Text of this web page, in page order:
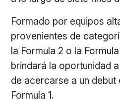
Formado por equipos
provenientes de
la Formula 2 o la
brindará la oportunidad
de acercarse a un debut
Formula 1.